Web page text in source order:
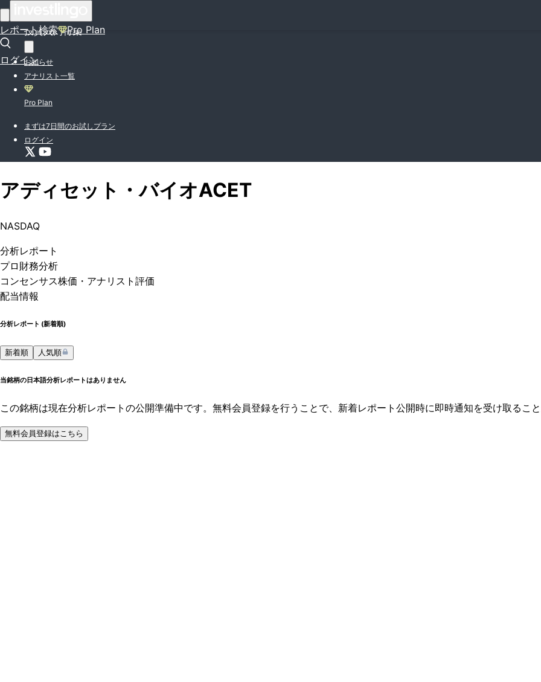
レポート検索 Pro Plan
ログイン
投資入門特集
お知らせ
アナリスト一覧
Pro Plan
まずは7日間のお試しプラン
ログイン
アディセット・バイオACET
NASDAQ
分析レポート
プロ 財務分析
コンセンサス株価 ・アナリスト評価
配当情報
分析レポート (新着順)
新着順 人気順
当銘柄の日本語分析レポートはありません
この銘柄は現在分析レポートの公開準備中です。無料会員登録を行うことで、新着レポート公開時に即時通知を受け取ること
無料会員登録はこちら